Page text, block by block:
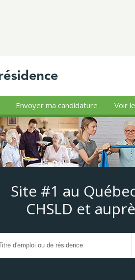
Envoyer ma candidature Voir
Site #1 au
CHSLD et